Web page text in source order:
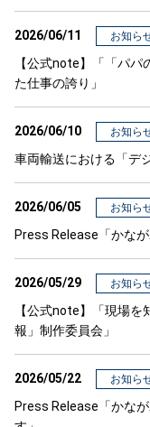
2026/06/11 お知ら
【公式note】「「パ
た仕事の誇り」
2026/06/10 お知ら
車両輸送における「デ
2026/06/05 お知ら
Press Release「かな
2026/05/29 お知ら
【公式note】「現場
報」制作委員会」
2026/05/22 お知ら
Press Release「かな